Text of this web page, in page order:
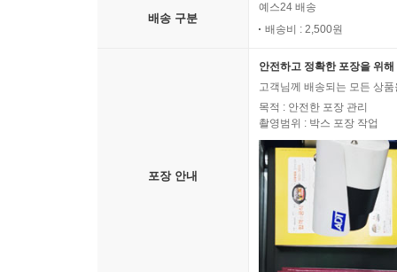
배송 구분
예스24 배송
배송비 : 2,500원
포장 안내
안전하고 정확한 포장을 위
고객님께 배송되는 모든 상
목적 : 안전한 포장 관리
촬영범위 : 박스 포장 작업